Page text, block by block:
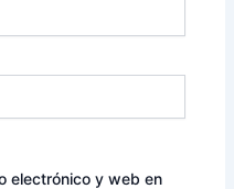
electrónico y web en